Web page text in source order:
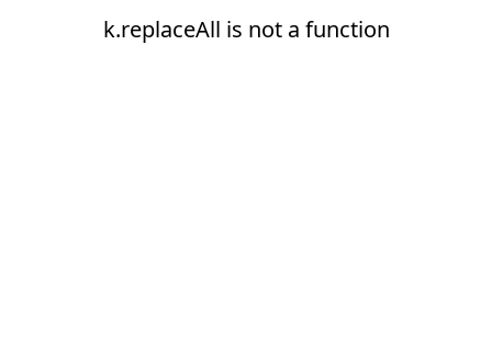
k.replaceAll is not a function